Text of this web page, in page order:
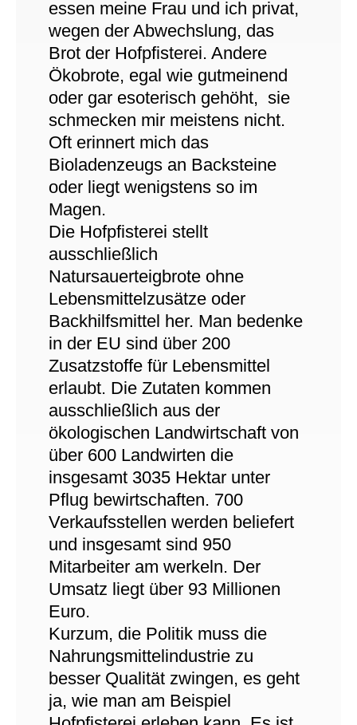
essen meine Frau und ich privat,
wegen der Abwechslung, das
Brot der Hofpfisterei. Andere
Ökobrote, egal wie gutmeinend
oder gar esoterisch gehöht, sie
schmecken mir meistens nicht.
Oft erinnert mich das
Bioladenzeugs an Backsteine
oder liegt wenigstens so im
Magen.
Die Hofpfisterei stellt
ausschließlich
Natursauerteigbrote ohne
Lebensmittelzusätze oder
Backhilfsmittel her. Man bedenke
in der EU sind über 200
Zusatzstoffe für Lebensmittel
erlaubt. Die Zutaten kommen
ausschließlich aus der
ökologischen Landwirtschaft von
über 600 Landwirten die
insgesamt 3035 Hektar unter
Pflug bewirtschaften. 700
Verkaufsstellen werden beliefert
und insgesamt sind 950
Mitarbeiter am werkeln. Der
Umsatz liegt über 93 Millionen
Euro.
Kurzum, die Politik muss die
Nahrungsmittelindustrie zu
besser Qualität zwingen, es geht
ja, wie man am Beispiel